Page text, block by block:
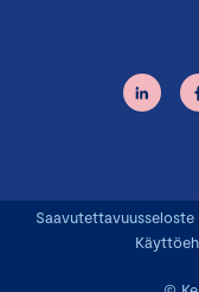
Saavutettavuusseloste